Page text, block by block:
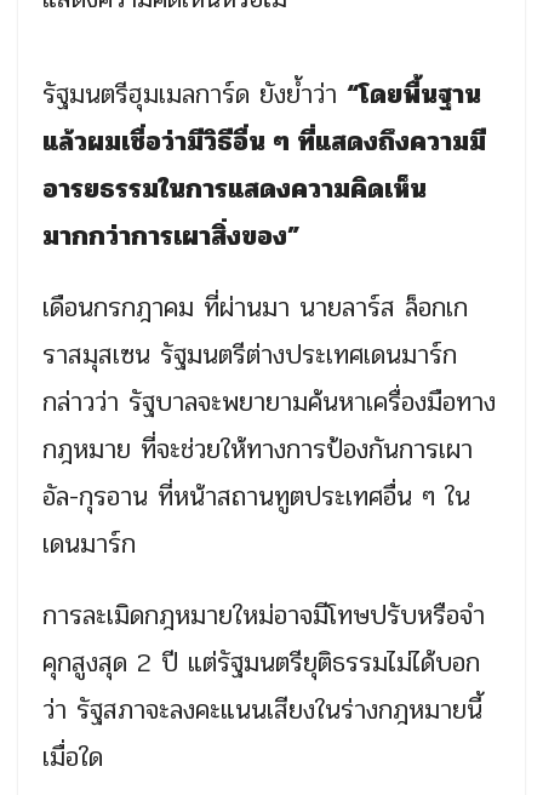
รัฐมนตรีฮุมเมลการ์ด ยังย้ำว่า “โดยพื้นฐาน
แล้วผมเชื่อว่ามีวิธีอื่น ๆ ที่แสดงถึงความมี
อารยธรรมในการแสดงความคิดเห็น
มากกว่าการเผาสิ่งของ”
เดือนกรกฎาคม ที่ผ่านมา นายลาร์ส ล็อกเก
ราสมุสเซน รัฐมนตรีต่างประเทศเดนมาร์ก
กล่าวว่า รัฐบาลจะพยายามค้นหาเครื่องมือทาง
กฎหมาย ที่จะช่วยให้ทางการป้องกันการเผา
อัล-กุรอาน ที่หน้าสถานทูตประเทศอื่น ๆ ใน
เดนมาร์ก
การละเมิดกฎหมายใหม่อาจมีโทษปรับหรือจำ
คุกสูงสุด 2 ปี แต่รัฐมนตรียุติธรรมไม่ได้บอก
ว่า รัฐสภาจะลงคะแนนเสียงในร่างกฎหมายนี้
เมื่อใด